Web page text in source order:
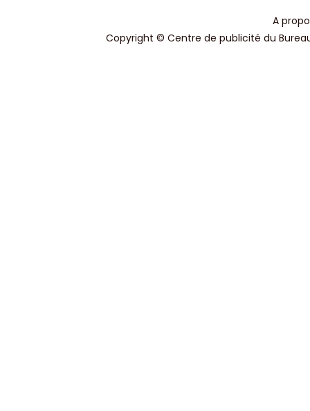
A
Copyright © Centre de publicité du